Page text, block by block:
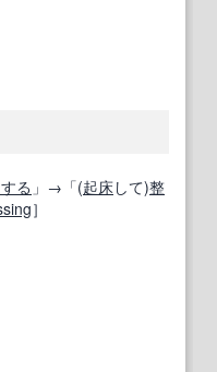
る 」→「(起床して)整
］